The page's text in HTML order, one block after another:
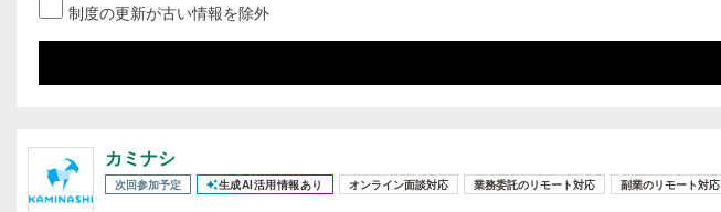
制度の更新が古い情報を除外
カミナシ
次回参加予定 生成AI活用情報あり オンライン面談対応 業務委託のリモート対応 副業のリモート対応